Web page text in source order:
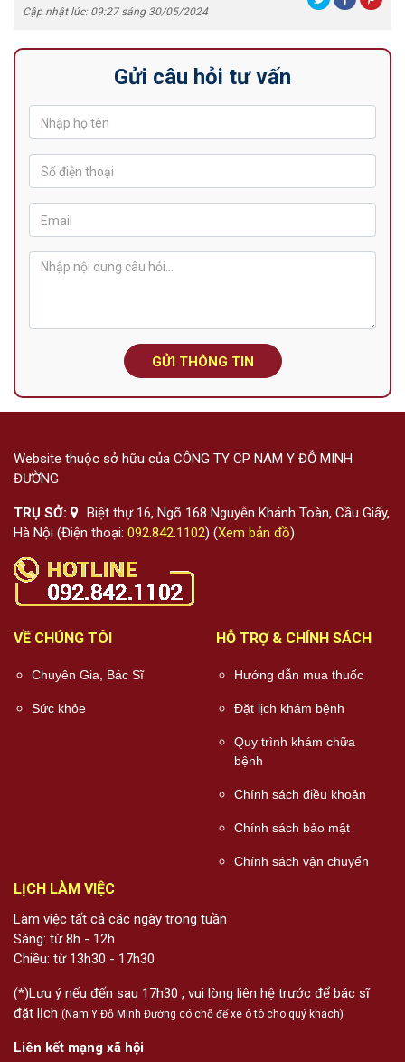
Cập nhật lúc: 09:27 sáng 30/05/2024
Gửi câu hỏi tư vấn
GỬI THÔNG TIN
Website thuộc sở hữu của CÔNG TY CP NAM Y ĐỖ MINH
ĐƯỜNG
TRỤ SỞ:
Biệt thự 16, Ngõ 168 Nguyễn Khánh Toàn, Cầu Giấy,
Hà Nội (Điện thoại: 092.842.1102) (Xem bản đồ)
VỀ CHÚNG TÔI
Chuyên Gia, Bác Sĩ
Sức khỏe
HỖ TRỢ & CHÍNH SÁCH
Hướng dẫn mua thuốc
Đặt lịch khám bệnh
Quy trình khám chữa
bệnh
Chính sách điều khoản
Chính sách bảo mật
Chính sách vận chuyển
LỊCH LÀM VIỆC
Làm việc tất cả các ngày trong tuần
Sáng: từ 8h - 12h
Chiều: từ 13h30 - 17h30
(*)Lưu ý nếu đến sau 17h30 , vui lòng liên hệ trước để bác sĩ
đặt lịch (Nam Y Đỗ Minh Đường có chỗ để xe ô tô cho quý khách)
Liên kết mạng xã hội